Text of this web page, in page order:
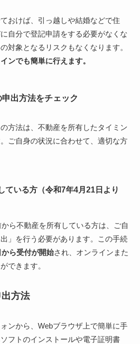
おけば、引っ越しや結婚などで住
自分で登記申請をする必要がなくな
対象となるリスクもなくなります。
ンでも簡単に行えます。
出方法をチェック
方法は、不動産を所有したタイミン
ご自身の状況に合わせて、適切な方
ている方（令和7年4月21日より
ら不動産を所有している方は、ご自
」を行う必要があります。この手続
ら受付が開始され、オンラインまた
できます。
方法
ンから、Webブラウザ上で簡単に手
フトのインストールや電子証明書